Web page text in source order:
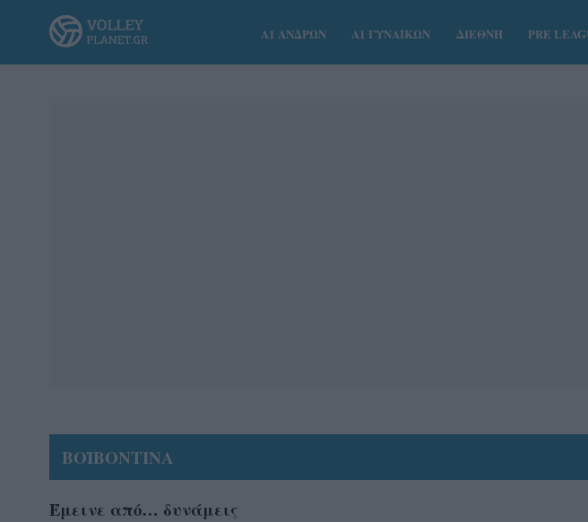
Α1 ΑΝΔΡΩΝ Α1 ΓΥΝΑΙΚΩΝ ΔΙΕΘΝΗ PRE
ΒΟΪΒΟΝΤΙΝΑ
Έμεινε από… δυνάμεις